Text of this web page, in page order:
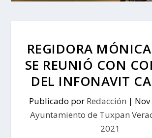
REGIDORA
SE REUNIÓ CON
DEL INFONAVIT
Publicado por Redacción |
Ayuntamiento de Tuxpan
2021